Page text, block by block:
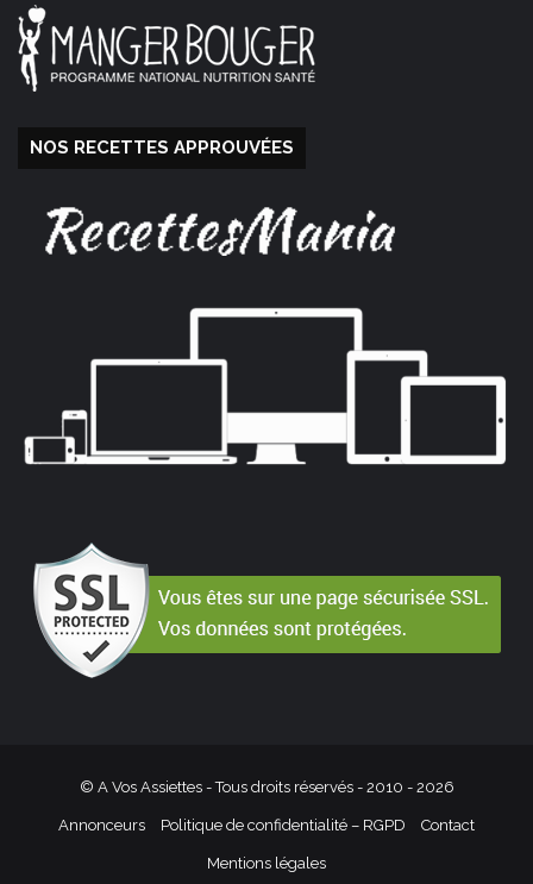
NOS RECETTES APPROUVÉES
© A Vos Assiettes - Tous droits réservés - 2010 - 2026
Annonceurs Politique de confidentialité – RGPD Contact
Mentions légales